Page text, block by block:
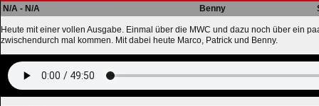
N/A - N/A
Benny
Heute mit einer vollen Ausgabe. Einmal über die MWC und dazu noch über ein
zwischendurch mal kommen. Mit dabei heute Marco, Patrick und Benny.